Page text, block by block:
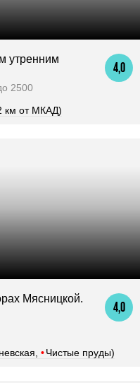
4,0
утренним
2500
км от МКАД)
4,0
Мясницкой.
• Чистые пруды)